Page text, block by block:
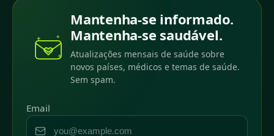
Mantenha-se informado.
Mantenha-se saudável.
Atualizações mensais de saúde sobre
novos países, médicos e temas de saúde.
Sem spam.
Email